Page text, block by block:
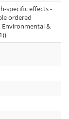
specific effects -
ordered
Environmental &